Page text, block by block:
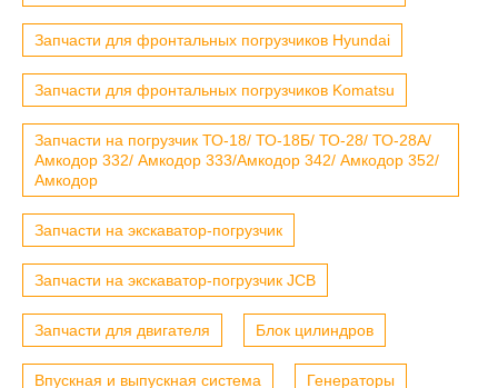
Запчасти для фронтальных погрузчиков Hyundai
Запчасти для фронтальных погрузчиков Komatsu
Запчасти на погрузчик ТО-18/ ТО-18Б/ ТО-28/ ТО-28А/
Амкодор 332/ Амкодор 333/Амкодор 342/ Амкодор 352/
Амкодор
Запчасти на экскаватор-погрузчик
Запчасти на экскаватор-погрузчик JCB
Запчасти для двигателя Блок цилиндров
Впускная и выпускная система Генераторы